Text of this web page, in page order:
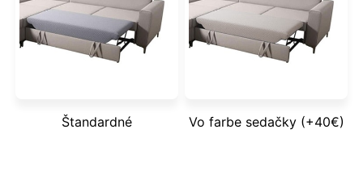
Štandardné Vo farbe sedačky (+40€)